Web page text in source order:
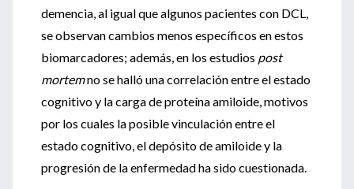
demencia, al igual que algunos pacientes con DCL,
se observan cambios menos específicos en estos
biomarcadores; además, en los estudios post
mortemno se halló una correlación entre el estado
cognitivo y la carga de proteína amiloide, motivos
por los cuales la posible vinculación entre el
estado cognitivo, el depósito de amiloide y la
progresión de la enfermedad ha sido cuestionada.